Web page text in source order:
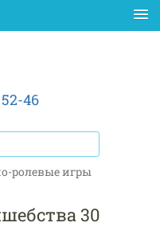
52-46
ролевые игры
30